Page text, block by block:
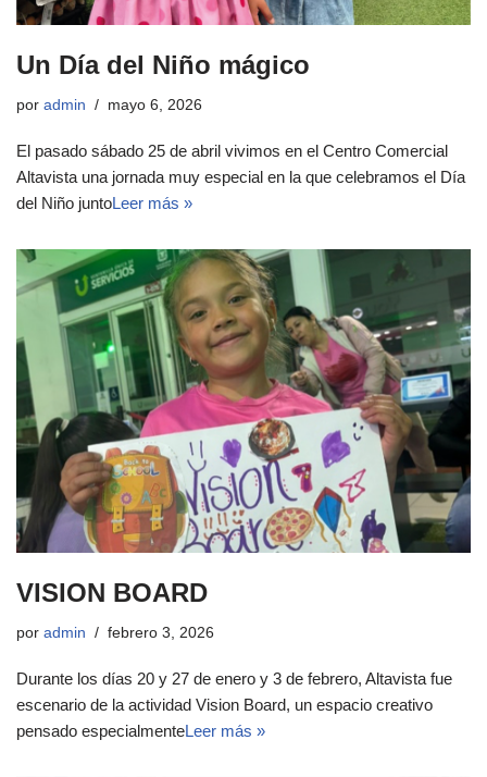
Un Día del Niño mágico
por admin mayo 6, 2026
El pasado sábado 25 de abril vivimos en el Centro Comercial
Altavista una jornada muy especial en la que celebramos el Día
del Niño juntoLeer más »
VISION BOARD
por admin febrero 3, 2026
Durante los días 20 y 27 de enero y 3 de febrero, Altavista fue
escenario de la actividad Vision Board, un espacio creativo
pensado especialmenteLeer más »